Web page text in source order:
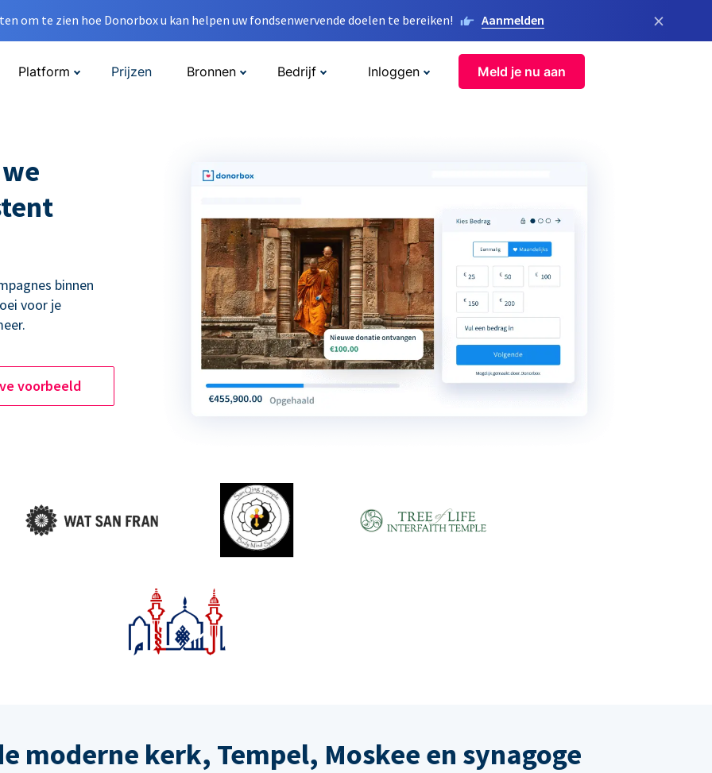
om te zien hoe Donorbox u kan helpen uw fondsenwervende doelen te bereiken! Aanmelden ×
Platform Prijzen Bronnen Bedrijf Inloggen Meld je nu aan
binnen
voor je
voorbeeld
moderne kerk, Tempel, Moskee en synagoge